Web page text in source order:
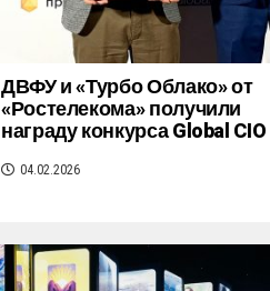
ДВФУ и «Турбо Облако» от
«Ростелекома» получили
награду конкурса Global CIO
04.02.2026